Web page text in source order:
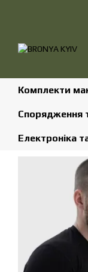
Комплекти
Спорядження
Електроніка